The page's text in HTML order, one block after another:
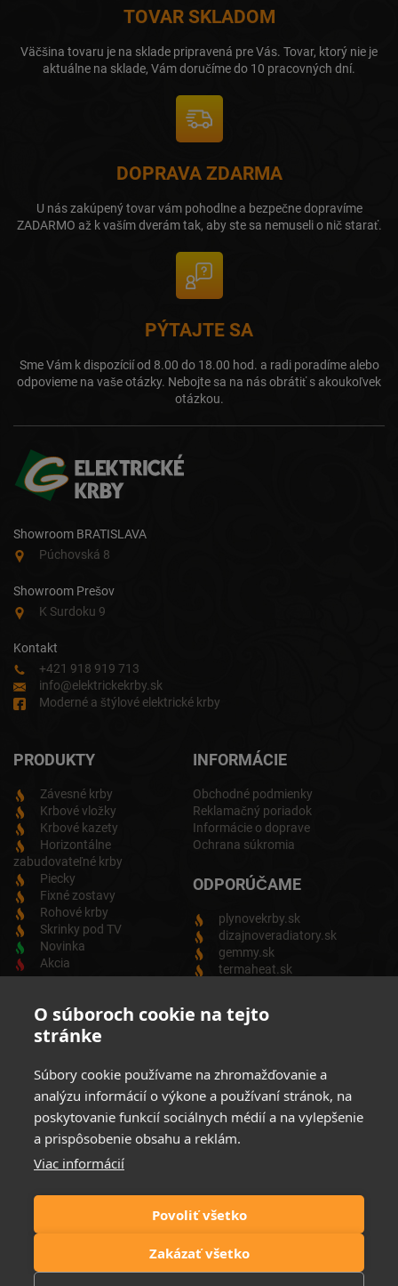
O súboroch cookie na tejto
stránke
Súbory cookie používame na zhromažďovanie a
analýzu informácií o výkone a používaní stránok, na
poskytovanie funkcií sociálnych médií a na vylepšenie
a prispôsobenie obsahu a reklám.
Viac informácií
Povoliť všetko
Zakázať všetko
TOVAR SKLADOM
Väčšina tovaru je na sklade pripravená pre Vás. Tovar, ktorý nie je
aktuálne na sklade, Vám doručíme do 10 pracovných dní.
DOPRAVA ZDARMA
U nás zakúpený tovar vám pohodlne a bezpečne dopravíme
ZADARMO až k vaším dverám tak, aby ste sa nemuseli o nič starať.
PÝTAJTE SA
Sme Vám k dispozícií od 8.00 do 18.00 hod. a radi poradíme alebo
odpovieme na vaše otázky. Nebojte sa na nás obrátiť s akoukoľvek
otázkou.
Showroom BRATISLAVA
Púchovská 8
Showroom Prešov
K Surdoku 9
Kontakt
+421 918 919 713
info@elektrickekrby.sk
Moderné a štýlové elektrické krby
PRODUKTY
Závesné krby
Krbové vložky
Krbové kazety
Horizontálne
zabudovateľné krby
Piecky
Fixné zostavy
Rohové krby
Skrinky pod TV
Novinka
Akcia
INFORMÁCIE
Obchodné podmienky
Reklamačný poriadok
Informácie o doprave
Ochrana súkromia
ODPORÚČAME
plynovekrby.sk
dizajnoveradiatory.sk
gemmy.sk
termaheat.sk
ODBER NEWSLETTRA
Zadajte svoju e-mailovú adresu a budete vždy informovaný o
Elektrických produktov.
Súhlasim so spracovaním osobných údajov